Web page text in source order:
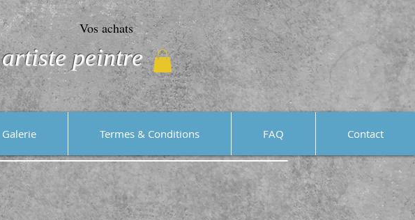
Vos achats
peintre
Galerie Termes & Conditions FAQ Contact